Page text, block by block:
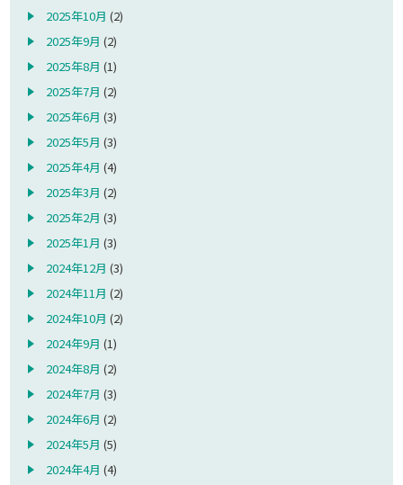
2025年10月 (2)
2025年9月 (2)
2025年8月 (1)
2025年7月 (2)
2025年6月 (3)
2025年5月 (3)
2025年4月 (4)
2025年3月 (2)
2025年2月 (3)
2025年1月 (3)
2024年12月 (3)
2024年11月 (2)
2024年10月 (2)
2024年9月 (1)
2024年8月 (2)
2024年7月 (3)
2024年6月 (2)
2024年5月 (5)
2024年4月 (4)